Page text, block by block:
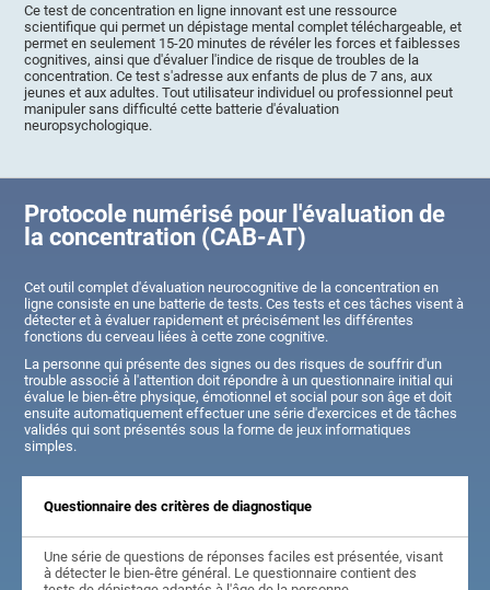
Ce test de concentration en ligne innovant est une ressource
scientifique qui permet un dépistage mental complet téléchargeable, et
permet en seulement 15-20 minutes de révéler les forces et faiblesses
cognitives, ainsi que d'évaluer l'indice de risque de troubles de la
concentration. Ce test s'adresse aux enfants de plus de 7 ans, aux
jeunes et aux adultes. Tout utilisateur individuel ou professionnel peut
manipuler sans difficulté cette batterie d'évaluation
neuropsychologique.
Protocole numérisé pour l'évaluation de
la concentration (CAB-AT)
Cet outil complet d'évaluation neurocognitive de la concentration en
ligne consiste en une batterie de tests. Ces tests et ces tâches visent à
détecter et à évaluer rapidement et précisément les différentes
fonctions du cerveau liées à cette zone cognitive.
La personne qui présente des signes ou des risques de souffrir d'un
trouble associé à l'attention doit répondre à un questionnaire initial qui
évalue le bien-être physique, émotionnel et social pour son âge et doit
ensuite automatiquement effectuer une série d'exercices et de tâches
validés qui sont présentés sous la forme de jeux informatiques
simples.
Questionnaire des critères de diagnostique
Une série de questions de réponses faciles est présentée, visant
à détecter le bien-être général. Le questionnaire contient des